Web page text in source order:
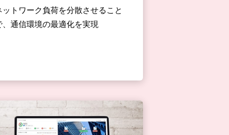
ットワーク負荷を分散させること
、通信環境の最適化を実現